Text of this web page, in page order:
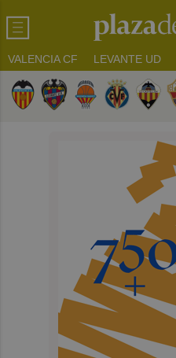
VALENCIA CF LEVANTE UD